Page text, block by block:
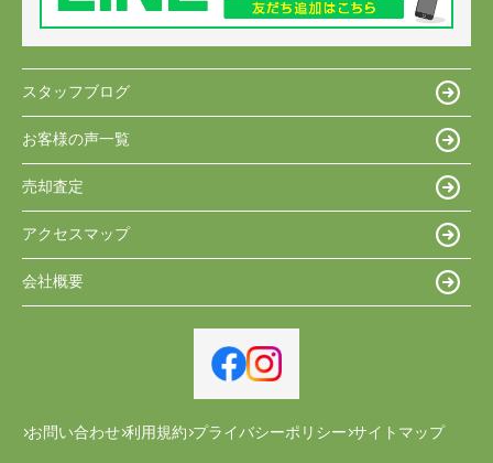
スタッフブログ
お客様の声一覧
売却査定
アクセスマップ
会社概要
お問い合わせ 利用規約 プライバシーポリシー サイトマップ